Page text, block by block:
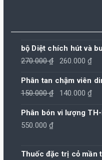
bộ Diệt chích hút và
270.000₫
Giá
là:
270.000 ₫.
260.000₫
Phân tan chậm viên
150.000₫
Giá
là:
140.000₫
Phân bón vi lượng TH-
550.000₫
Thuốc đặc trị cỏ mần